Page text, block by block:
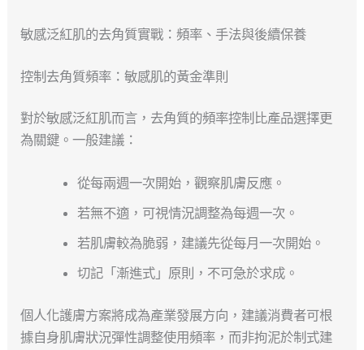
敏感泛紅肌的去角質實戰：頻率、手法與後續保養
控制去角質頻率：敏感肌的黃金準則
對於敏感泛紅肌而言，去角質的頻率控制比產品選擇更
為關鍵。一般建議：
從每兩週一次開始，觀察肌膚反應。
若無不適，可視情況調整為每週一次。
若肌膚較為脆弱，建議先從每月一次開始。
切記「漸進式」原則，不可急於求成。
個人化護膚方案將成為產業發展方向，建議消費者可根
據自身肌膚狀況彈性調整使用頻率，而非拘泥於制式建